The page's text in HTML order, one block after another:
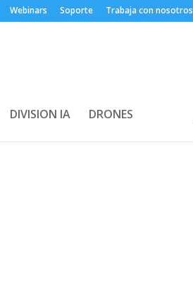
Webinars Soporte Trabaja con nosotros
DIVISION IA DRONES